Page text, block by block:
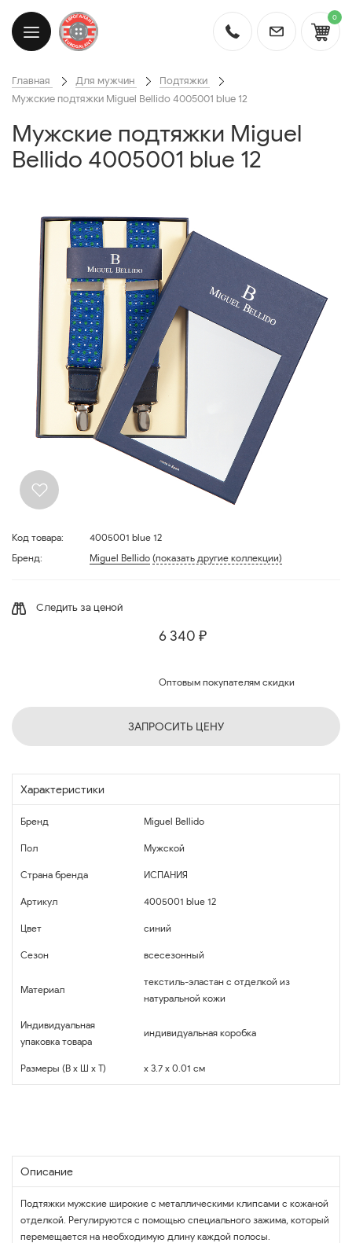
0
Главная Для мужчин
Подтяжки
Мужские подтяжки Miguel Bellido 4005001 blue 12
Мужские подтяжки Miguel
Bellido 4005001 blue 12
Код товара:
4005001 blue 12
Бренд:
Miguel Bellido (показать другие коллекции)
Следить за ценой
6 340 ₽
Оптовым покупателям скидки
ЗАПРОСИТЬ ЦЕНУ
Характеристики
Бренд Miguel Bellido
Пол Мужской
Страна бренда ИСПАНИЯ
Артикул 4005001 blue 12
Цвет синий
Сезон всесезонный
Материал
текстиль-эластан с отделкой из
натуральной кожи
Индивидуальная
упаковка товара
индивидуальная коробка
Размеры (В x Ш x Т) x 3.7 x 0.01 см
Описание
Подтяжки мужские широкие с металлическими клипсами с кожаной
отделкой. Регулируются с помощью специального зажима, который
перемещается на необходимую длину каждой полосы.